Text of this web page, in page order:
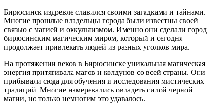
Бирюсинск издревле славился своими загадками и тайнами.
Многие прошлые владельцы города были известны своей
связью с магией и оккультизмом. Именно они сделали город
бирюсинским магическим миром, который и сегодня
продолжает привлекать людей из разных уголков мира.
На протяжении веков в Бирюсинске уникальная магическая
энергия притягивала магов и колдунов со всей страны. Они
прибывали сюда для обучения и исследования мистических
традиций. Многие намеревались овладеть силой черной
магии, но только немногим это удавалось.